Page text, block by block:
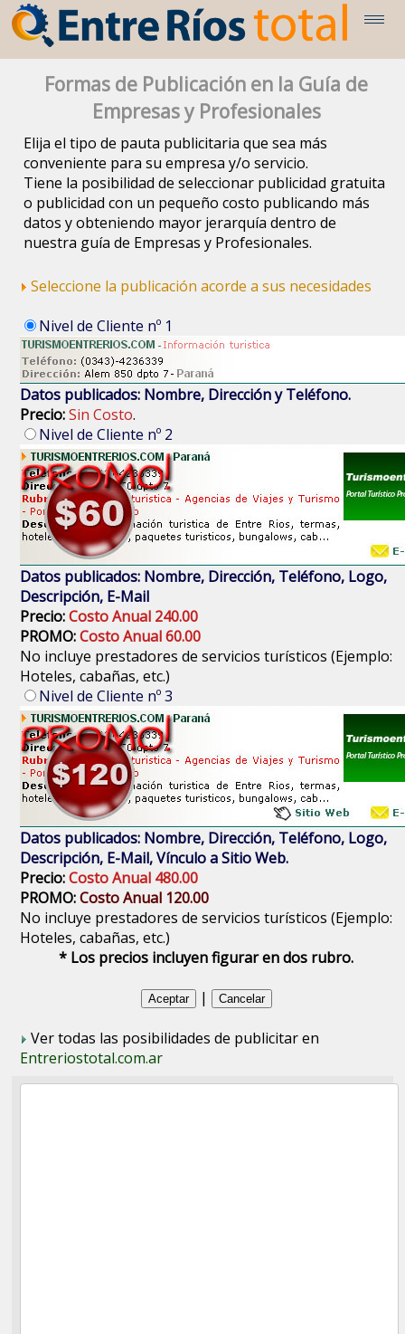
Formas de Publicación en la Guía de
Empresas y Profesionales
Elija el tipo de pauta publicitaria que sea más
conveniente para su empresa y/o servicio.
Tiene la posibilidad de seleccionar publicidad gratuita
o publicidad con un pequeño costo publicando más
datos y obteniendo mayor jerarquía dentro de
nuestra guía de Empresas y Profesionales.
Seleccione la publicación acorde a sus necesidades
Nivel de Cliente nº 1
Datos publicados: Nombre, Dirección y Teléfono.
Precio:Sin Costo.
Nivel de Cliente nº 2
Datos publicados: Nombre, Dirección, Teléfono, Logo,
Descripción, E-Mail
Precio:Costo Anual 240.00
PROMO:Costo Anual 60.00
No incluye prestadores de servicios turísticos (Ejemplo:
Hoteles, cabañas, etc.)
Nivel de Cliente nº 3
Datos publicados: Nombre, Dirección, Teléfono, Logo,
Descripción, E-Mail, Vínculo a Sitio Web.
Precio:Costo Anual 480.00
PROMO:Costo Anual 120.00
No incluye prestadores de servicios turísticos (Ejemplo:
Hoteles, cabañas, etc.)
* Los precios incluyen figurar en dos rubro.
|
Ver todas las posibilidades de publicitar en
Entreriostotal.com.ar